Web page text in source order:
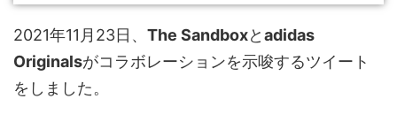
2021年11月23日、 The Sandboxとadidas
Originalsがコラボレーションを示唆するツイート
をしました。